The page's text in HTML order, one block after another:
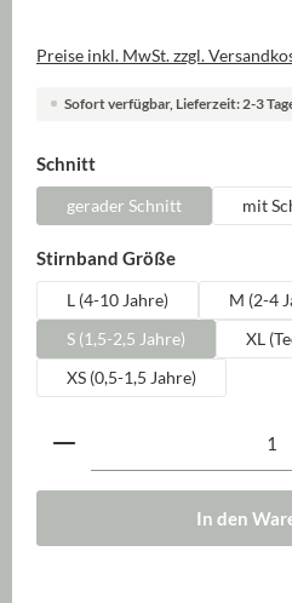
Preise inkl. MwSt. zzgl.
Sofort verfügbar, Lieferzeit: 2-3
Schnittauswählen
gerader Schnitt mit
Stirnband Größeauswählen
L (4-10 Jahre)
M (2-4
S (1,5-2,5 Jahre)
XL
XS (0,5-1,5 Jahre)
Produkt Anzahl: Gib den
In den